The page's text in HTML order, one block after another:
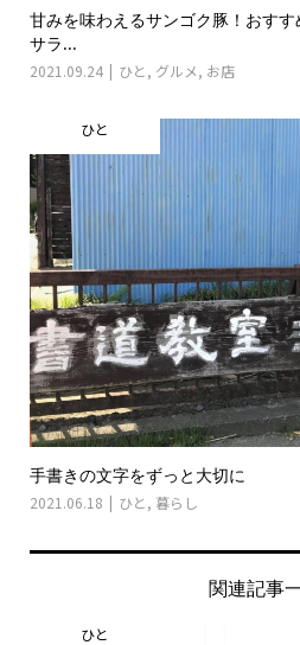
甘みを味わえるサンゴク豚！おす
サラ...
2021.09.24 ひと , グルメ, お店
ひと
手書きの文字をずっと大切に
2021.06.18 ひと , 暮らし
関連記事
ひと